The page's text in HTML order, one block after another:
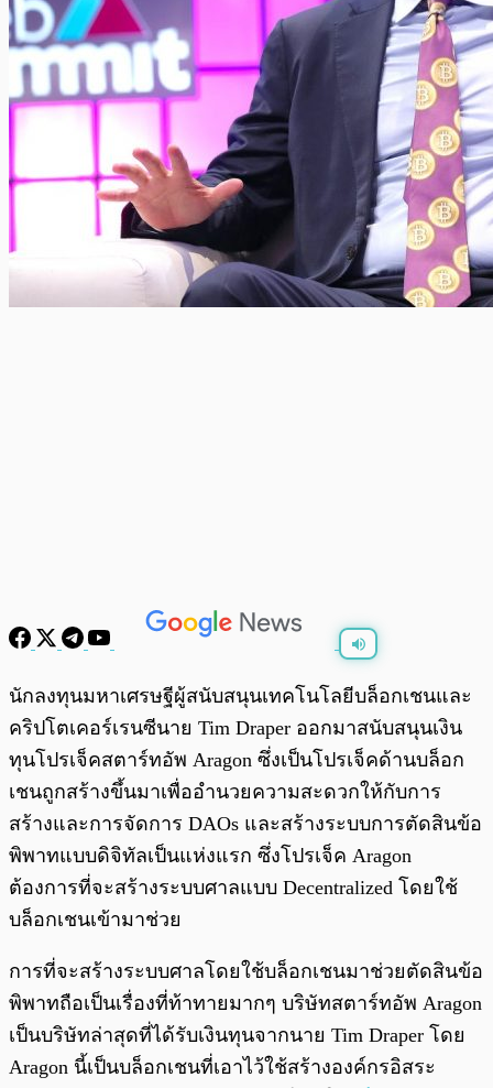
0:00
นักลงทุนมหาเศรษฐีผู้สนับสนุนเทคโนโลยีบล็อกเชนและ
คริปโตเคอร์เรนซีนาย Tim Draper ออกมาสนับสนุนเงิน
ทุนโปรเจ็คสตาร์ทอัพ Aragon ซึ่งเป็นโปรเจ็คด้านบล็อก
เชนถูกสร้างขึ้นมาเพื่ออำนวยความสะดวกให้กับการ
สร้างและการจัดการ DAOs และสร้างระบบการตัดสินข้อ
พิพาทแบบดิจิทัลเป็นแห่งแรก ซึ่งโปรเจ็ค Aragon
ต้องการที่จะสร้างระบบศาลแบบ Decentralized โดยใช้
บล็อกเชนเข้ามาช่วย
การที่จะสร้างระบบศาลโดยใช้บล็อกเชนมาช่วยตัดสินข้อ
พิพาทถือเป็นเรื่องที่ท้าทายมากๆ บริษัทสตาร์ทอัพ Aragon
เป็นบริษัทล่าสุดที่ได้รับเงินทุนจากนาย Tim Draper โดย
Aragon นี้เป็นบล็อกเชนที่เอาไว้ใช้สร้างองค์กรอิสระ